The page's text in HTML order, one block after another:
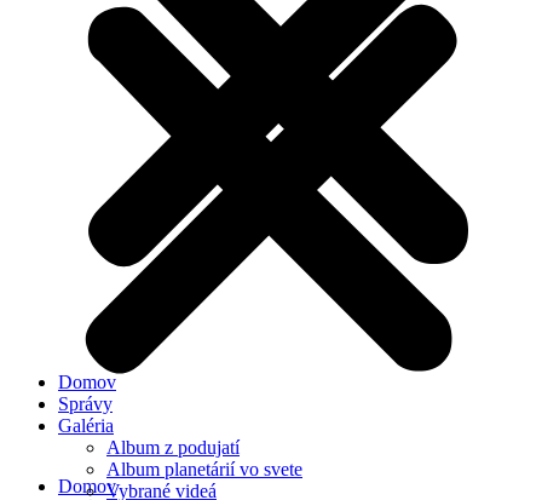
Domov
Domov
Správy
Galéria
Album z podujatí
Album planetárií vo svete
Vybrané videá